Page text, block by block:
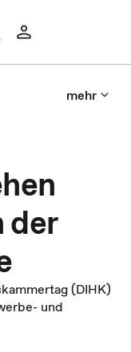
mehr
der
(DIHK)
und